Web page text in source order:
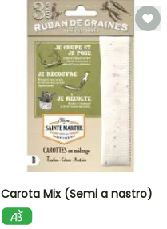
Carota Mix (Semi a nastro)